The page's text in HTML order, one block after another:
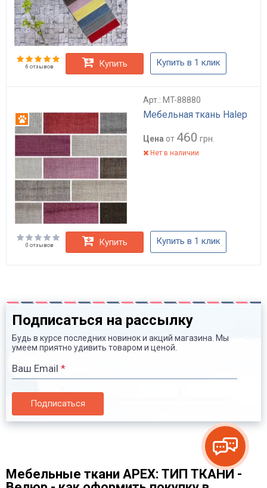
6 отзывов Купить Купить в 1 клик
Арт.: MT-88880
Мебельная ткань Halep
Антикоготь
Цена от 460 грн.
Нет в наличии
0 отзывов Купить Купить в 1 клик
Подписаться на рассылку
Будь в курсе последних новинок и акций магазина. Мы
умеем приятно удивить товаром и ценой.
Ваш Email *
Подписаться
Мебельные ткани APEX: ТИП ТКАНИ -